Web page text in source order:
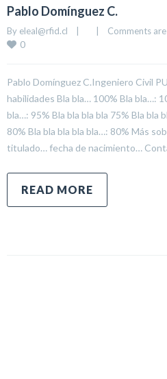
Pablo Domínguez C.
By eleal@rfid.cl Comments
0
Pablo Domínguez C.Ingeniero Civil
habilidades Bla bla… 100% Bla bla…:
bla…: 95% Bla bla bla bla 75% Bla bla
80% Bla bla bla bla bla…: 80% Más
titulado… fecha de nacimiento…
READ MORE